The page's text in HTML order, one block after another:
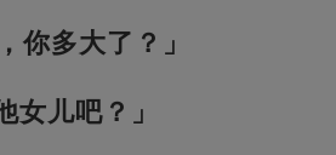
你多大了？」
女儿吧？」